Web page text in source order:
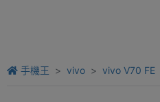
手機王 vivo vivo V70 FE